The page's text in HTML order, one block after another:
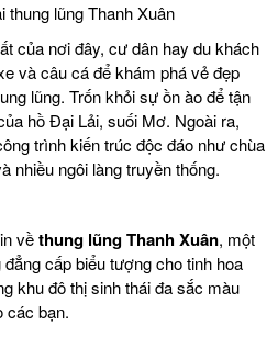
thung lũng Thanh Xuân
của nơi đây, cư dân hay du khách
và câu cá để khám phá vẻ đẹp
lũng. Trốn khỏi sự ồn ào để tận
hồ Đại Lải, suối Mơ. Ngoài ra,
trình kiến trúc độc đáo như chùa
nhiều ngôi làng truyền thống.
vềthung lũng Thanh Xuân, một
cấp biểu tượng cho tinh hoa
khu đô thị sinh thái đa sắc màu
các bạn.